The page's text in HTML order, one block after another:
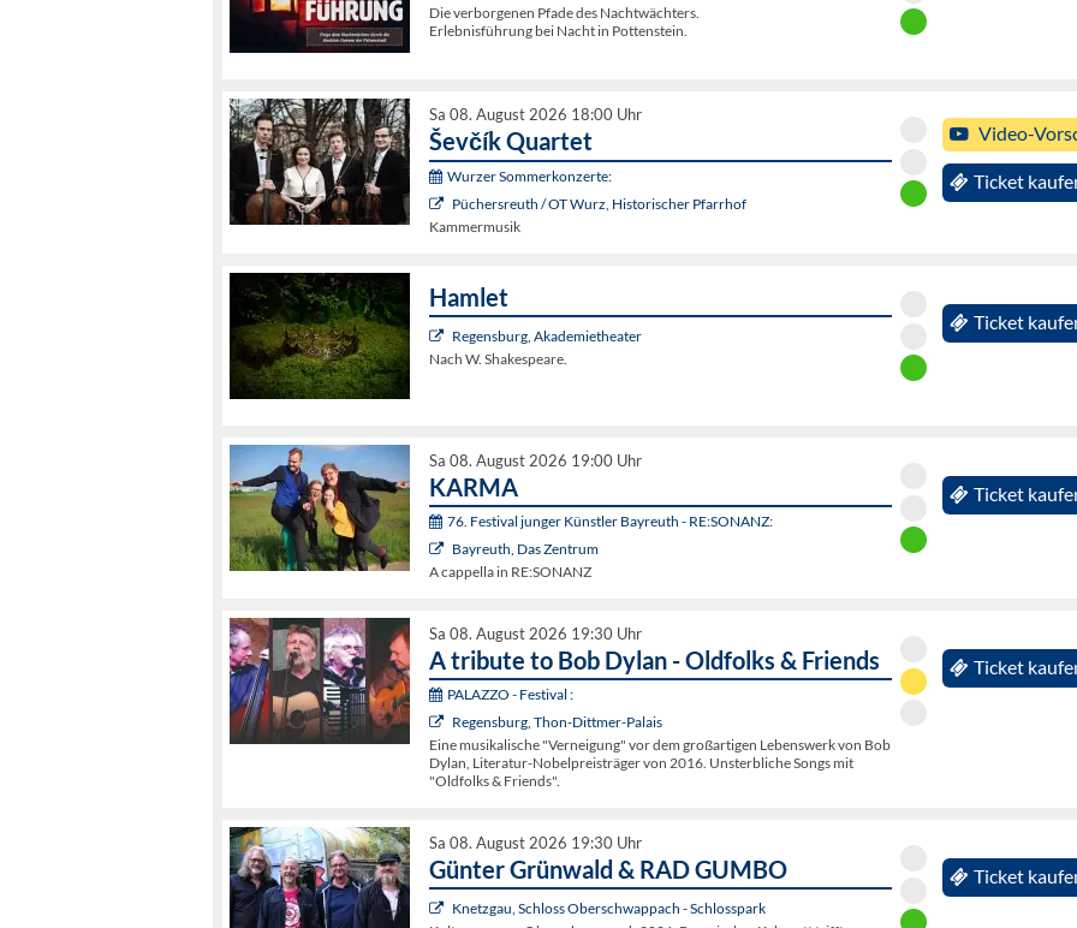
Die verborgenen Pfade des Nachtwächters.
Erlebnisführung bei Nacht in Pottenstein.
Sa 08. August 2026 18:00 Uhr
Ševčík Quartet
Wurzer Sommerkonzerte:
Püchersreuth / OT Wurz, Historischer Pfarrhof
Kammermusik
Video-
Ticket
Hamlet
Regensburg, Akademietheater
Nach W. Shakespeare.
Ticket
Sa 08. August 2026 19:00 Uhr
KARMA
76. Festival junger Künstler Bayreuth - RE:SONANZ:
Bayreuth, Das Zentrum
A cappella in RE:SONANZ
Ticket
Sa 08. August 2026 19:30 Uhr
A tribute to Bob Dylan - Oldfolks & Friends
PALAZZO - Festival :
Regensburg, Thon-Dittmer-Palais
Eine musikalische "Verneigung" vor dem großartigen Lebenswerk von Bob
Dylan, Literatur-Nobelpreisträger von 2016. Unsterbliche Songs mit
"Oldfolks & Friends".
Ticket
Sa 08. August 2026 19:30 Uhr
Günter Grünwald & RAD GUMBO
Knetzgau, Schloss Oberschwappach - Schlosspark
Ticket